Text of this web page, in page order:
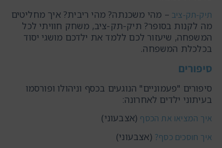
תיק-תק-ציב – מהי משכנתה? מהי ריבית? איך מחליטים
מה לקנות בסופר? תיק-תק-ציב, משחק חוויתי לכל
המשפחה, שיעזור לכם ללמד את ילדכם מושגי יסוד
בכלכלת המשפחה.
סיפורים
סיפורים "פעמוניים" הנוגעים בכסף וניהולו ופורסמו
בעיתוני ילדים לאחרונה:
איך המציאו את הכסף (אצבעוני)
איך חוסכים כסף? (אצבעוני)